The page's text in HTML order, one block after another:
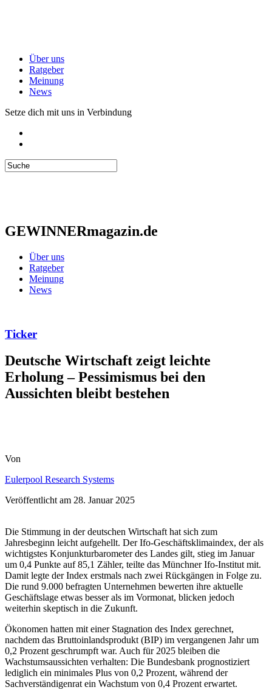
Über uns
Ratgeber
Meinung
News
Setze dich mit uns in Verbindung
GEWINNERmagazin.de
Über uns
Ratgeber
Meinung
News
Ticker
Deutsche Wirtschaft zeigt leichte
Erholung – Pessimismus bei den
Aussichten bleibt bestehen
Von
Eulerpool Research Systems
Veröffentlicht am 28. Januar 2025
Die Stimmung in der deutschen Wirtschaft hat sich zum
Jahresbeginn leicht aufgehellt. Der Ifo-Geschäftsklimaindex, der als
wichtigstes Konjunkturbarometer des Landes gilt, stieg im Januar
um 0,4 Punkte auf 85,1 Zähler, teilte das Münchner Ifo-Institut mit.
Damit legte der Index erstmals nach zwei Rückgängen in Folge zu.
Die rund 9.000 befragten Unternehmen bewerten ihre aktuelle
Geschäftslage etwas besser als im Vormonat, blicken jedoch
weiterhin skeptisch in die Zukunft.
Ökonomen hatten mit einer Stagnation des Index gerechnet,
nachdem das Bruttoinlandsprodukt (BIP) im vergangenen Jahr um
0,2 Prozent geschrumpft war. Auch für 2025 bleiben die
Wachstumsaussichten verhalten: Die Bundesbank prognostiziert
lediglich ein minimales Plus von 0,2 Prozent, während der
Sachverständigenrat ein Wachstum von 0,4 Prozent erwartet.